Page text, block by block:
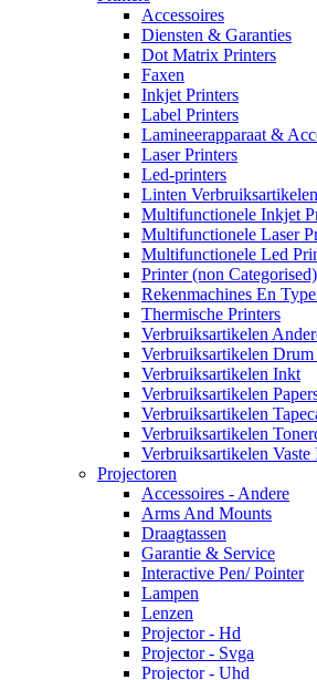
Accessoires
Diensten & Garanties
Dot Matrix Printers
Faxen
Inkjet Printers
Label Printers
Lamineerapparaat &
Laser Printers
Led-printers
Linten Verbruiksartikelen
Multifunctionele Inkjet
Multifunctionele Laser
Multifunctionele Led
Printer (non Categorised)
Rekenmachines En
Thermische Printers
Verbruiksartikelen
Verbruiksartikelen
Verbruiksartikelen Inkt
Verbruiksartikelen
Verbruiksartikelen
Verbruiksartikelen
Verbruiksartikelen Vaste
Projectoren
Accessoires - Andere
Arms And Mounts
Draagtassen
Garantie & Service
Interactive Pen/ Pointer
Lampen
Lenzen
Projector - Hd
Projector - Svga
Projector - Uhd